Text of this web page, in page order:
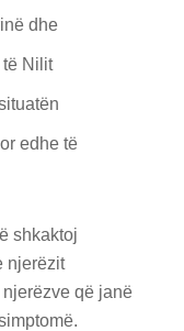
dhe
Nilit
edhe të
shkaktoj
njerëzit
që janë